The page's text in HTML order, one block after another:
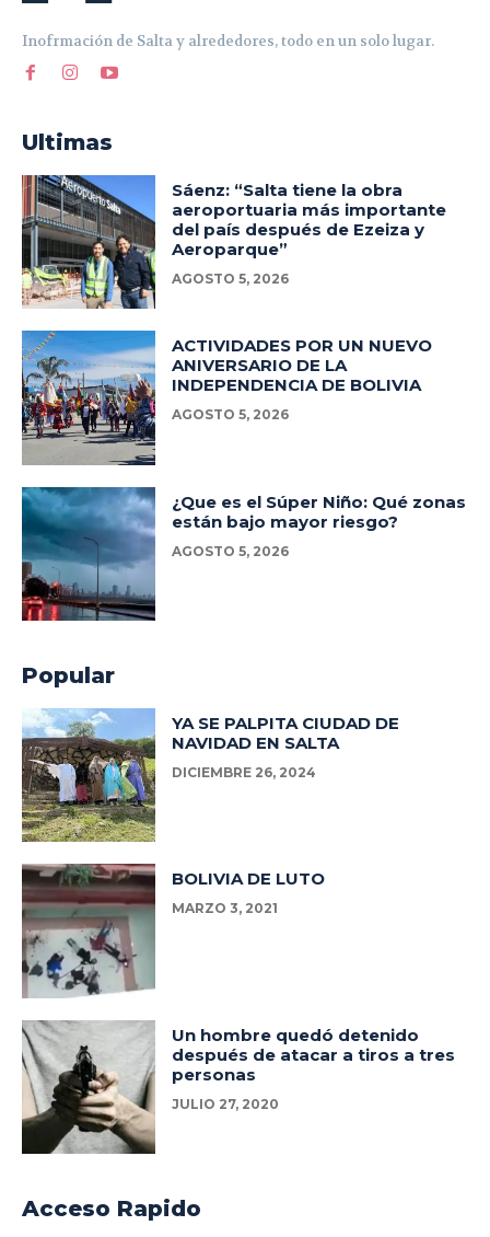
Inofrmación de Salta y alrededores, todo en un solo lugar.
Ultimas
Sáenz: “Salta tiene la obra
aeroportuaria más importante
del país después de Ezeiza y
Aeroparque”
AGOSTO 5, 2026
ACTIVIDADES POR UN NUEVO
ANIVERSARIO DE LA
INDEPENDENCIA DE BOLIVIA
AGOSTO 5, 2026
¿Que es el Súper Niño: Qué zonas
están bajo mayor riesgo?
AGOSTO 5, 2026
Popular
YA SE PALPITA CIUDAD DE
NAVIDAD EN SALTA
DICIEMBRE 26, 2024
BOLIVIA DE LUTO
MARZO 3, 2021
Un hombre quedó detenido
después de atacar a tiros a tres
personas
JULIO 27, 2020
Acceso Rapido